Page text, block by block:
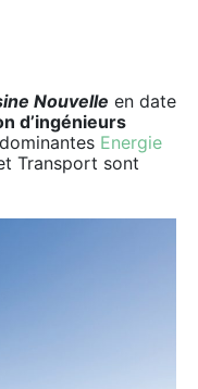
Nouvelle en date
d’ingénieurs
Energie
Transport sont